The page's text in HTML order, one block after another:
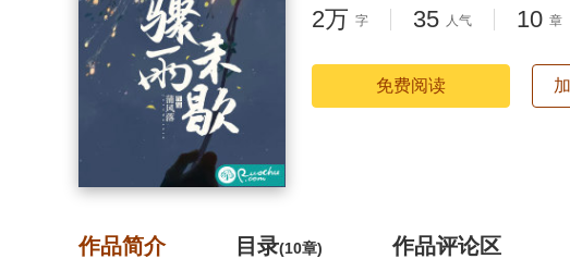
2万 字 35 人气 10 章
免费阅读
作品简介 目录(10章) 作品评论区